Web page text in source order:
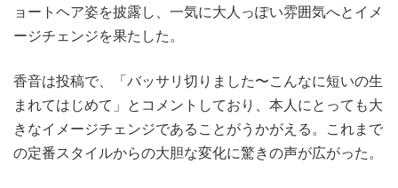
ョートヘア姿を披露し、一気に大人っぽい雰囲気へとイメ
ージチェンジを果たした。
香音は投稿で、「バッサリ切りました〜こんなに短いの生
まれてはじめて」とコメントしており、本人にとっても大
きなイメージチェンジであることがうかがえる。これまで
の定番スタイルからの大胆な変化に驚きの声が広がった。